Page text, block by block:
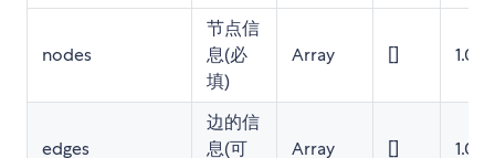
nodes
节点信
息(必
填)
Array [] 1.0.7
edges
边的信
息(可
Array [] 1.0.7